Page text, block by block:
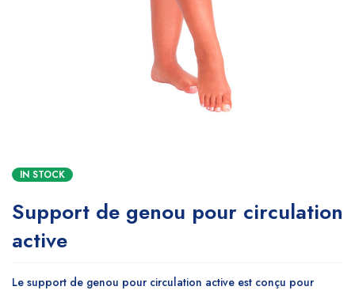
IN STOCK
Support de genou pour circulation
active
Le support de genou pour circulation active est conçu pour